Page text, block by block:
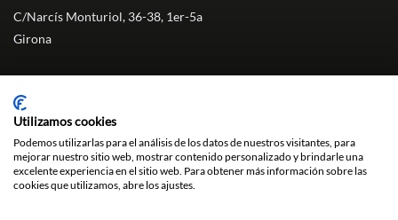
Utilizamos cookies
Podemos utilizarlas para el análisis de los datos de nuestros visitantes, para
mejorar nuestro sitio web, mostrar contenido personalizado y brindarle una
excelente experiencia en el sitio web. Para obtener más información sobre las
cookies que utilizamos, abre los ajustes.
C/Narcís Monturiol, 36-38, 1er-5a
Girona
T.
info@assessoriagirona.cat